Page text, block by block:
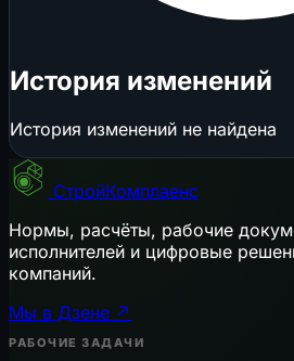
История изменений
История изменений не найдена
СтройКомплаенс
Нормы, расчёты, рабочие
исполнителей и цифровые
компаний.
Мы в Дзене ↗
РАБОЧИЕ ЗАДАЧИ